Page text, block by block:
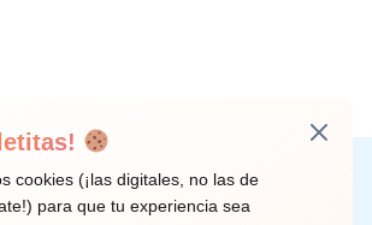
Correo electrónico
cookies (¡las digitales, no las de
para que tu experiencia sea